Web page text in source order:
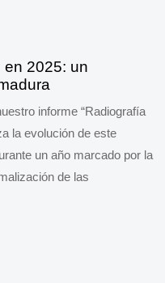
en 2025: un
informe “Radiografía
la evolución de este
un año marcado por la
de las